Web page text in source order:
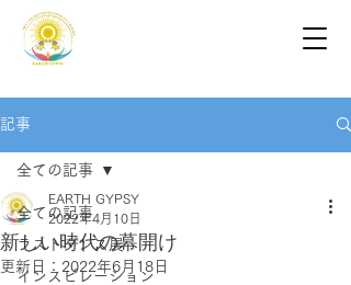
記事
全ての記事
ラストダンス展
インスピレーション
全ての記事
新しい時代の幕開け
EARTH GYPSY
2022年4月10日
更新日： 2022年6月18日